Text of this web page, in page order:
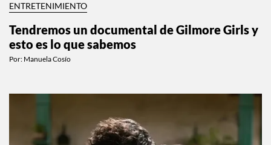
ENTRETENIMIENTO
Tendremos un documental de Gilmore Girls y
esto es lo que sabemos
Por: Manuela Cosío